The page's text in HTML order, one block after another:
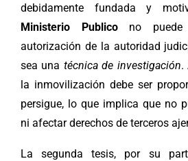
debidamente fundada y
Ministerio Publicono puede
autorización de la autoridad
sea una técnica de investigación.
la inmovilización debe ser
persigue, lo que implica que no
ni afectar derechos de terceros
La segunda tesis, por su